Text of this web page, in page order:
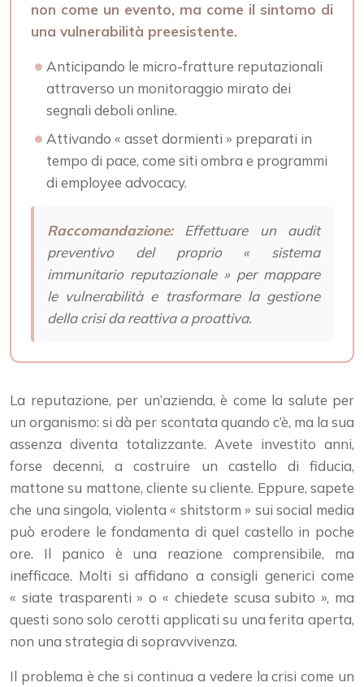
non come un evento, ma come il sintomo di
una vulnerabilità preesistente.
Anticipando le micro-fratture reputazionali
attraverso un monitoraggio mirato dei
segnali deboli online.
Attivando « asset dormienti » preparati in
tempo di pace, come siti ombra e programmi
di employee advocacy.
Raccomandazione:Effettuare un audit
preventivo del proprio « sistema
immunitario reputazionale » per mappare
le vulnerabilità e trasformare la gestione
della crisi da reattiva a proattiva.
La reputazione, per un’azienda, è come la salute per
un organismo: si dà per scontata quando c’è, ma la sua
assenza diventa totalizzante. Avete investito anni,
forse decenni, a costruire un castello di fiducia,
mattone su mattone, cliente su cliente. Eppure, sapete
che una singola, violenta « shitstorm » sui social media
può erodere le fondamenta di quel castello in poche
ore. Il panico è una reazione comprensibile, ma
inefficace. Molti si affidano a consigli generici come
« siate trasparenti » o « chiedete scusa subito », ma
questi sono solo cerotti applicati su una ferita aperta,
non una strategia di sopravvivenza.
Il problema è che si continua a vedere la crisi come un